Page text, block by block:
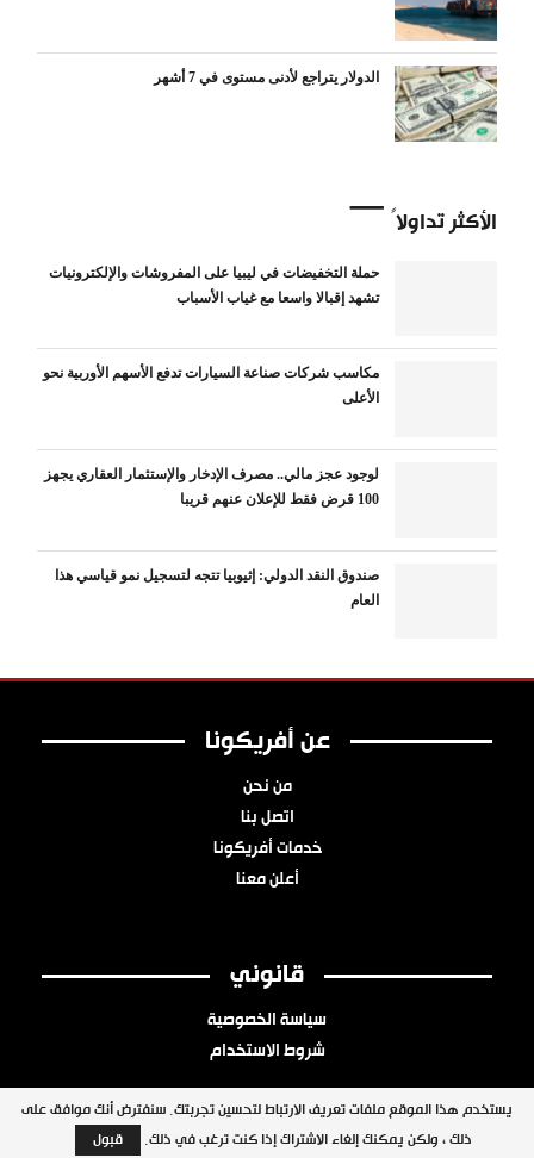
الدولار يتراجع لأدنى مستوى في 7 أشهر
الأكثر تداولاً
حملة التخفيضات في ليبيا على المفروشات والإلكترونيات
تشهد إقبالا واسعا مع غياب الأسباب
مكاسب شركات صناعة السيارات تدفع الأسهم الأوربية نحو
الأعلى
لوجود عجز مالي.. مصرف الإدخار والإستثمار العقاري يجهز
100 قرض فقط للإعلان عنهم قريبا
صندوق النقد الدولي: إثيوبيا تتجه لتسجيل نمو قياسي هذا
العام
عن أفريكونا
من نحن
اتصل بنا
خدمات أفريكونا
أعلن معنا
قانوني
سياسة الخصوصية
شروط الاستخدام
جميع الحقوق محفوظة © 2026 شبكة أفريكونا
يستخدم هذا الموقع ملفات تعريف الارتباط لتحسين تجربتك. سنفترض أنك موافق على
ذلك ، ولكن يمكنك إلغاء الاشتراك إذا كنت ترغب في ذلك.
قبول